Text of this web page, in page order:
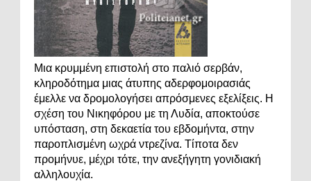
Μια κρυμμένη επιστολή στο παλιό σερβάν,
κληροδότημα μιας άτυπης αδερφομοιρασιάς
έμελλε να δρομολογήσει απρόσμενες εξελίξεις. Η
σχέση του Νικηφόρου με τη Λυδία, αποκτούσε
υπόσταση, στη δεκαετία του εβδομήντα, στην
παροπλισμένη ωχρά ντρεζίνα. Τίποτα δεν
προμήνυε, μέχρι τότε, την ανεξήγητη γονιδιακή
αλληλουχία.